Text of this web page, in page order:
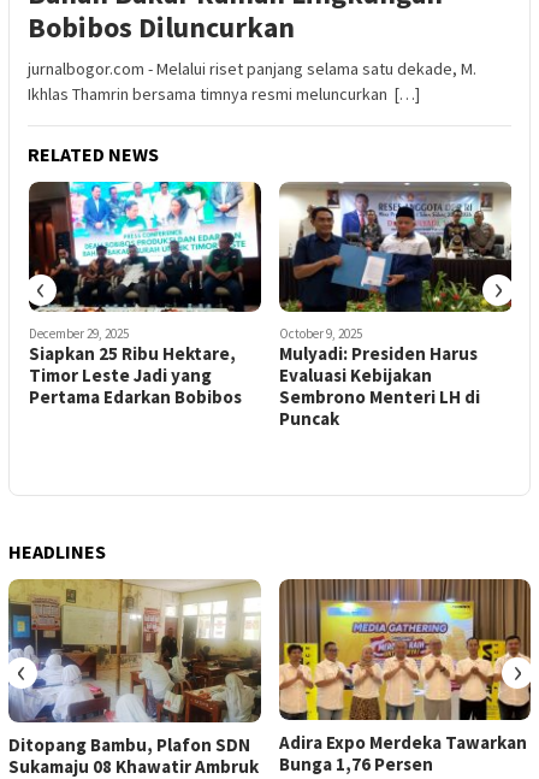
Bobibos Diluncurkan
‎jurnalbogor.com - Melalui riset panjang selama satu dekade, M.
Ikhlas Thamrin bersama timnya resmi meluncurkan […]
RELATED NEWS
December 29, 2025
Siapkan 25 Ribu Hektare,
Timor Leste Jadi yang
Pertama Edarkan Bobibos
October 9, 2025
Mulyadi: Presiden Harus
Evaluasi Kebijakan
Sembrono Menteri LH di
Puncak
‹ ›
HEADLINES
Ditopang Bambu, Plafon SDN
Sukamaju 08 Khawatir Ambruk
Adira Expo Merdeka Tawarkan
Bunga 1,76 Persen
‹ ›